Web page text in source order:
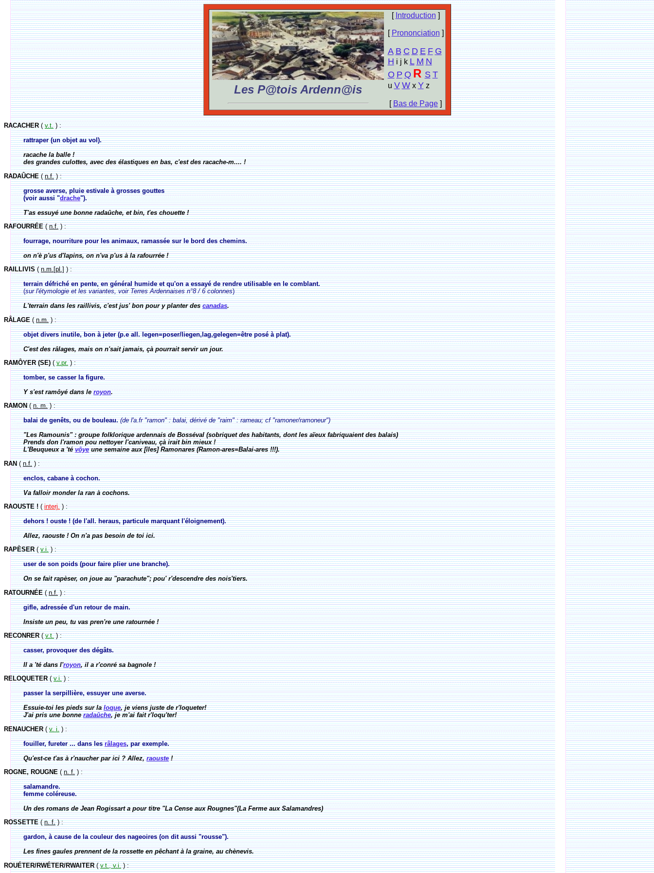
[ Introduction ]
[ Prononciation ]
A B C D E F G
H i j k L M N
O P Q R S T
u V Wx Yz
[ Bas de Page ]
Les P@tois Ardenn@is
RACACHER(v.t.) :
rattraper (un objet au vol).
racache la balle !
des grandes culottes, avec des élastiques en bas, c'est des racache-m.... !
RADAÛCHE(n.f.) :
grosse averse, pluie estivale à grosses gouttes
(voir aussi "drache").
T'as essuyé une bonne radaûche, et bin, t'es chouette !
RAFOURRÉE(n.f.) :
fourrage, nourriture pour les animaux, ramassée sur le bord des chemins.
on n'è p'us d'lapins, on n'va p'us à la rafourrée !
RAILLIVIS(n.m.[pl.]) :
terrain défriché en pente, en général humide et qu'on a essayé de rendre utilisable en le comblant.
(sur l'étymologie et les variantes, voir Terres Ardennaises n°8 / 6 colonnes)
L'terrain dans les raillivis, c'est jus' bon pour y planter descanadas.
RÂLAGE(n.m.) :
objet divers inutile, bon à jeter (p.e all. legen=poser/liegen,lag,gelegen=être posé à plat).
C'est des râlages, mais on n'sait jamais, çà pourrait servir un jour.
RAMÔYER (SE)(v.pr.) :
tomber, se casser la figure.
Y s'est ramôyé dans leroyon.
RAMON(n. m.) :
balai de genêts, ou de bouleau. (de l'a.fr "ramon" : balai, dérivé de "raim" : rameau; cf "ramoner/ramoneur")
"Les Ramounis" : groupe folklorique ardennais de Bosséval (sobriquet des habitants, dont les aïeux fabriquaient des balais)
Prends don l'ramon pou nettoyer l'caniveau, çà irait bin mieux !
L'Beuqueux a 'tévôyeune semaine aux [îles] Ramonares (Ramon-ares=Balai-ares !!!).
RAN(n.f.) :
enclos, cabane à cochon.
Va falloir monder la ran à cochons.
RAOUSTE !(interj.) :
dehors ! ouste ! (de l'all. heraus, particule marquant l'éloignement).
Allez, raouste ! On n'a pas besoin de toi ici.
RAPÈSER(v.i.) :
user de son poids (pour faire plier une branche).
On se fait rapèser, on joue au "parachute"; pou' r'descendre des nois'tiers.
RATOURNÉE(n.f.) :
gifle, adressée d'un retour de main.
Insiste un peu, tu vas pren're une ratournée !
RECONRER(v.t.) :
casser, provoquer des dégâts.
Il a 'té dans l'royon, il a r'conré sa bagnole !
RELOQUETER(v.i.) :
passer la serpillière, essuyer une averse.
Essuie-toi les pieds sur laloque, je viens juste de r'loqueter!
J'ai pris une bonneradaûche, je m'ai fait r'loqu'ter!
RENAUCHER(v. i.) :
fouiller, fureter ... dans lesrâlages, par exemple.
Qu'est-ce t'as à r'naucher par ici ? Allez,raouste!
ROGNE, ROUGNE(n. f.) :
salamandre.
femme coléreuse.
Un des romans de Jean Rogissart a pour titre "La Cense aux Rougnes"(La Ferme aux Salamandres)
ROSSETTE(n. f.) :
gardon, à cause de la couleur des nageoires (on dit aussi "rousse").
Les fines gaules prennent de la rossette en pêchant à la graine, au chènevis.
ROUÉTER/RWÉTER/RWAITER(v.t., v.i.) :